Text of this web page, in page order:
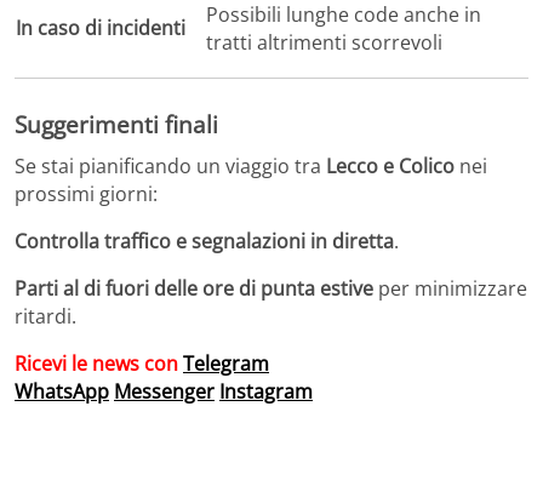
In caso di incidenti
Possibili lunghe code anche in
tratti altrimenti scorrevoli
Suggerimenti finali
Se stai pianificando un viaggio tra Lecco e Colico nei
prossimi giorni:
Controlla traffico e segnalazioni in diretta.
Parti al di fuori delle ore di punta estive per minimizzare
ritardi.
Ricevi le news conTelegram
WhatsApp Messenger Instagram